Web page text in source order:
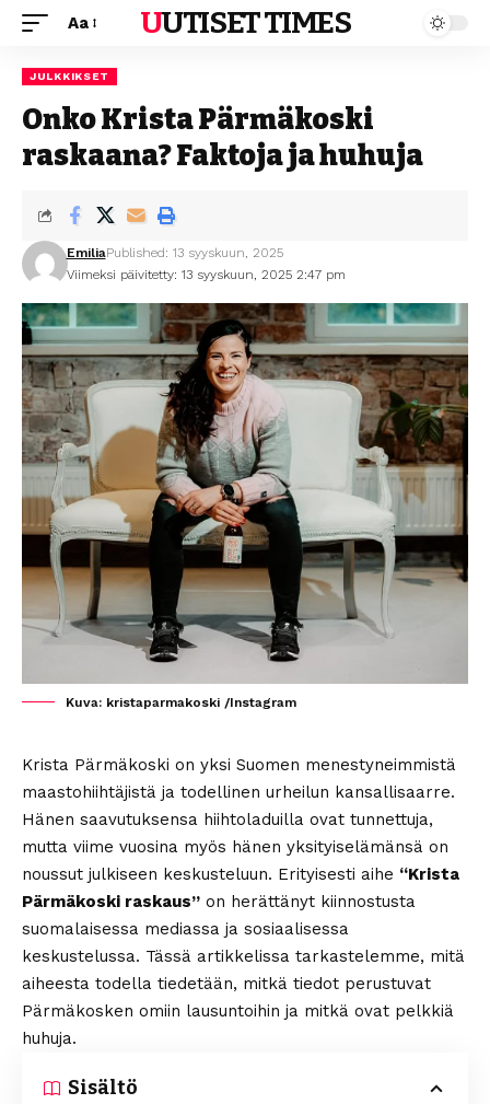
Aa UUTISET TIMES
JULKKIKSET
Onko Krista Pärmäkoski
raskaana? Faktoja ja huhuja
Viimeksi päivitetty: 13 syyskuun, 2025 2:47 pm
EmiliaPublished: 13 syyskuun, 2025
Kuva: kristaparmakoski /Instagram
Krista Pärmäkoski on yksi Suomen menestyneimmistä
maastohiihtäjistä ja todellinen urheilun kansallisaarre.
Hänen saavutuksensa hiihtoladuilla ovat tunnettuja,
mutta viime vuosina myös hänen yksityiselämänsä on
noussut julkiseen keskusteluun. Erityisesti aihe “Krista
Pärmäkoski raskaus” on herättänyt kiinnostusta
suomalaisessa mediassa ja sosiaalisessa
keskustelussa. Tässä artikkelissa tarkastelemme, mitä
aiheesta todella tiedetään, mitkä tiedot perustuvat
Pärmäkosken omiin lausuntoihin ja mitkä ovat pelkkiä
huhuja.
Sisältö